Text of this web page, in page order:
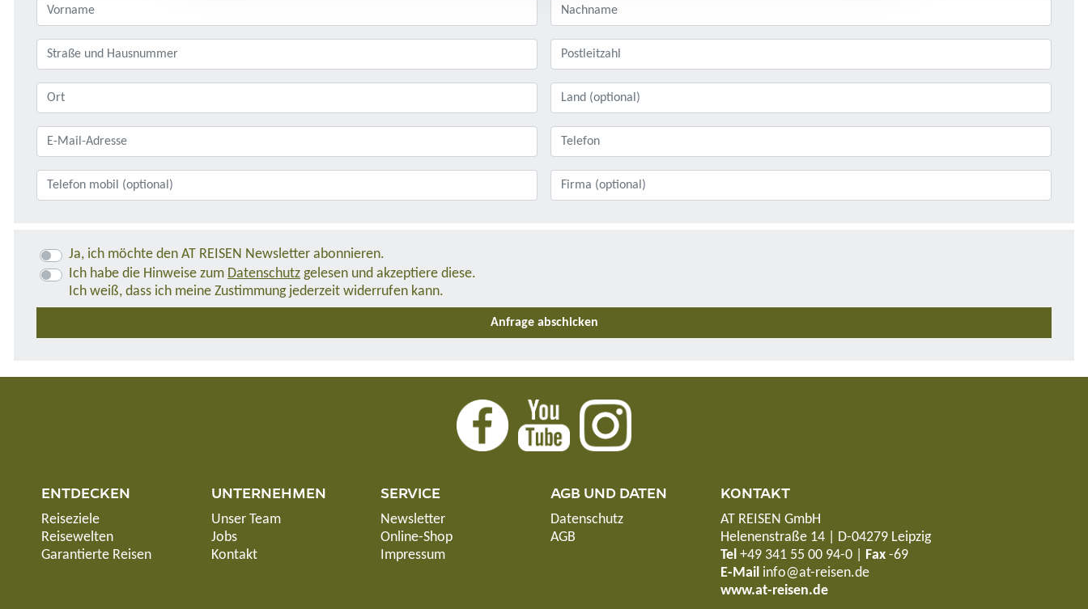
Ja, ich möchte den AT REISEN Newsletter abonnieren.
Ich habe die Hinweise zum Datenschutz gelesen und akzeptiere diese.
Ich weiß, dass ich meine Zustimmung jederzeit widerrufen kann.
ENTDECKEN
Reiseziele
Reisewelten
Garantierte Reisen
UNTERNEHMEN
Unser Team
Jobs
Kontakt
SERVICE
Newsletter
Online-Shop
Impressum
AGB UND DATEN
Datenschutz
AGB
KONTAKT
AT REISEN GmbH
Helenenstraße 14 | D-04279 Leipzig
Tel +49 341 55 00 94-0| Fax-69
E-Mail info@at-reisen.de
www.at-reisen.de